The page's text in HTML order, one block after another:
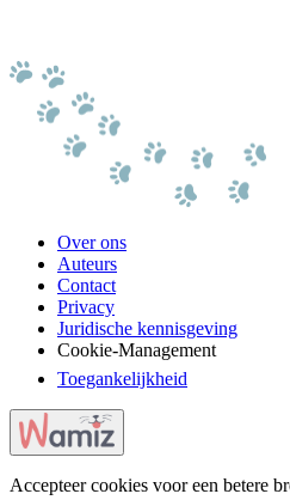
Over ons
Auteurs
Contact
Privacy
Juridische kennisgeving
Cookie-Management
Toegankelijkheid
Accepteer cookies voor een betere